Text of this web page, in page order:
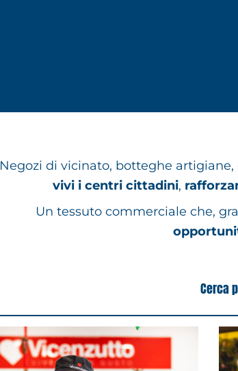
Negozi di vicinato, botteghe
vivi i centri cittadini,
Un tessuto commerciale che,
Cerca